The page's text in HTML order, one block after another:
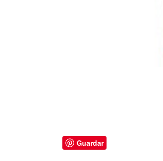
Guardar